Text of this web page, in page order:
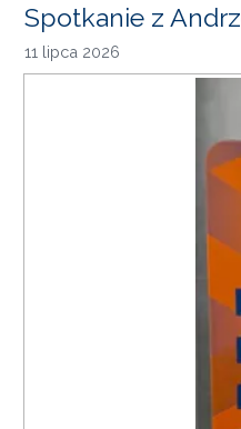
Spotkanie z
11 lipca 2026